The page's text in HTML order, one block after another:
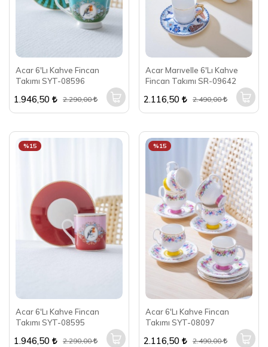
Acar 6'Lı Kahve Fincan
Takımı SYT-08596
1.946,50 2.290,00
Acar Marıvelle 6'Lı Kahve
Fincan Takımı SR-09642
2.116,50 2.490,00
Acar 6'Lı Kahve Fincan
Takımı SYT-08595
%15
1.946,50 2.290,00
Acar 6'Lı Kahve Fincan
Takımı SYT-08097
%15
2.116,50 2.490,00